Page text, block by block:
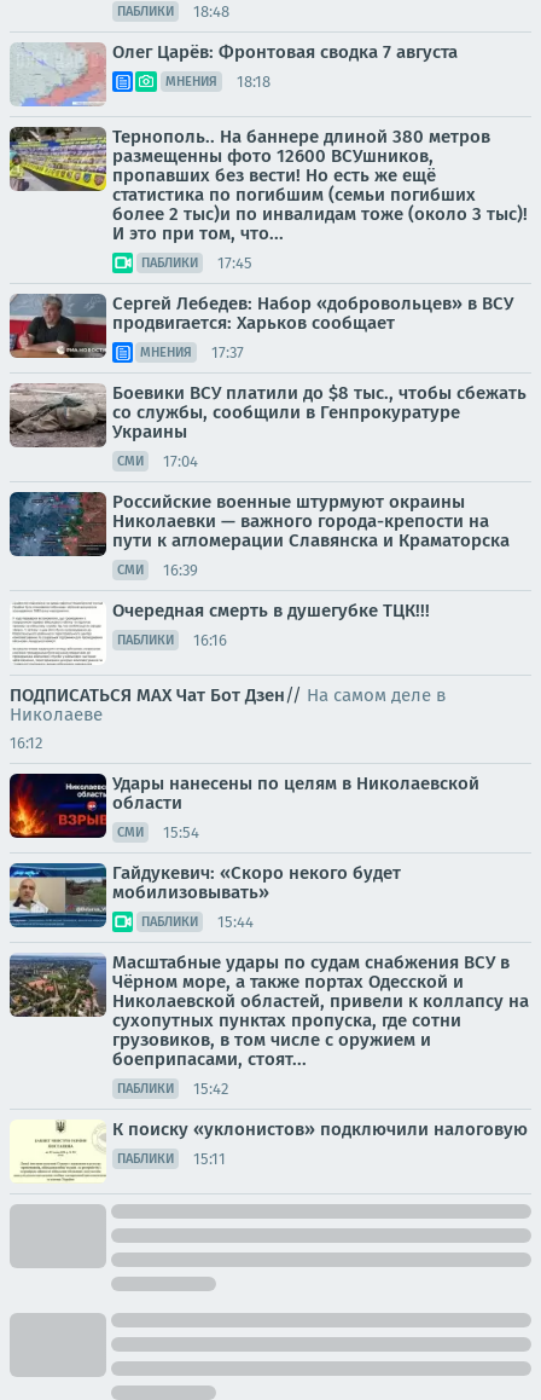
ПАБЛИКИ 18:48
Олег Царёв: Фронтовая сводка 7 августа
МНЕНИЯ 18:18
Тернополь.. На баннере длиной 380 метров
размещенны фото 12600 ВСУшников,
пропавших без вести! Но есть же ещё
статистика по погибшим (семьи погибших
более 2 тыс)и по инвалидам тоже (около 3 тыс)!
И это при том, что...
ПАБЛИКИ 17:45
Сергей Лебедев: Набор «добровольцев» в ВСУ
продвигается: Харьков сообщает
МНЕНИЯ 17:37
Боевики ВСУ платили до $8 тыс., чтобы сбежать
со службы, сообщили в Генпрокуратуре
Украины
СМИ 17:04
Российские военные штурмуют окраины
Николаевки — важного города-крепости на
пути к агломерации Славянска и Краматорска
СМИ 16:39
Очередная смерть в душегубке ТЦК!!!
ПАБЛИКИ 16:16
ПОДПИСАТЬСЯ МАХ Чат Бот Дзен// На самом деле в
Николаеве
16:12
Удары нанесены по целям в Николаевской
области
СМИ 15:54
Гайдукевич: «Скоро некого будет
мобилизовывать»
ПАБЛИКИ 15:44
Масштабные удары по судам снабжения ВСУ в
Чёрном море, а также портах Одесской и
Николаевской областей, привели к коллапсу на
сухопутных пунктах пропуска, где сотни
грузовиков, в том числе с оружием и
боеприпасами, стоят...
ПАБЛИКИ 15:42
К поиску «уклонистов» подключили налоговую
ПАБЛИКИ 15:11